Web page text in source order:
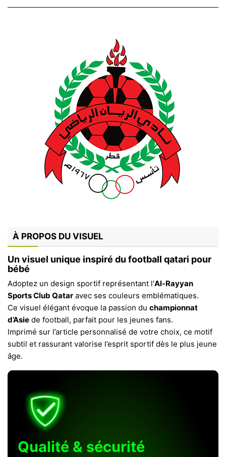
À PROPOS DU VISUEL
Un visuel unique inspiré du football qatari pour
bébé
Adoptez un design sportif représentant l'Al-Rayyan
Sports Club Qatar avec ses couleurs emblématiques.
Ce visuel élégant évoque la passion du championnat
d’Asie de football, parfait pour les jeunes fans.
Imprimé sur l’article personnalisé de votre choix, ce motif
subtil et rassurant valorise l’esprit sportif dès le plus jeune
âge.
Qualité & sécurité